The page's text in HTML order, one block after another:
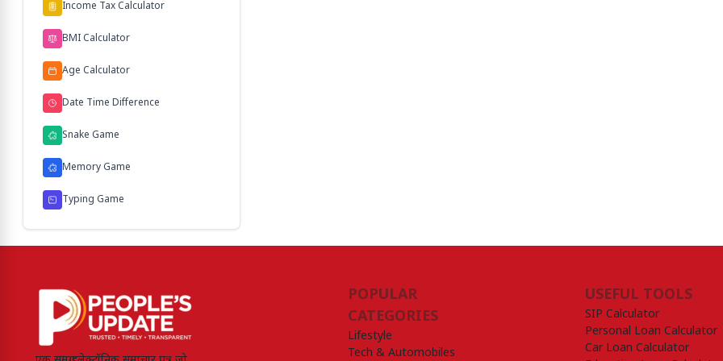
Income Tax Calculator
BMI Calculator
Age Calculator
Date Time Difference
Snake Game
Memory Game
Typing Game
POPULAR
CATEGORIES
Lifestyle
Tech & Automobiles
USEFUL TOOLS
SIP Calculator
Personal Loan Calculator
Car Loan Calculator